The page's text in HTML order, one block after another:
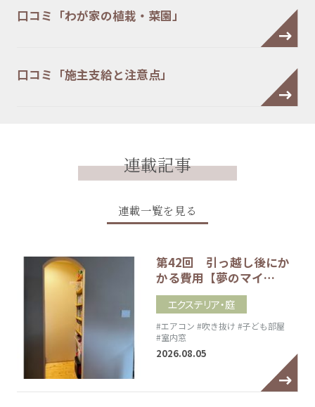
口コミ「わが家の植栽・菜園」
口コミ「施主支給と注意点」
連載記事
連載一覧を見る
第42回 引っ越し後にか
かる費用【夢のマイ…
エクステリア・庭
#エアコン #吹き抜け #子ども部屋
#室内窓
2026.08.05